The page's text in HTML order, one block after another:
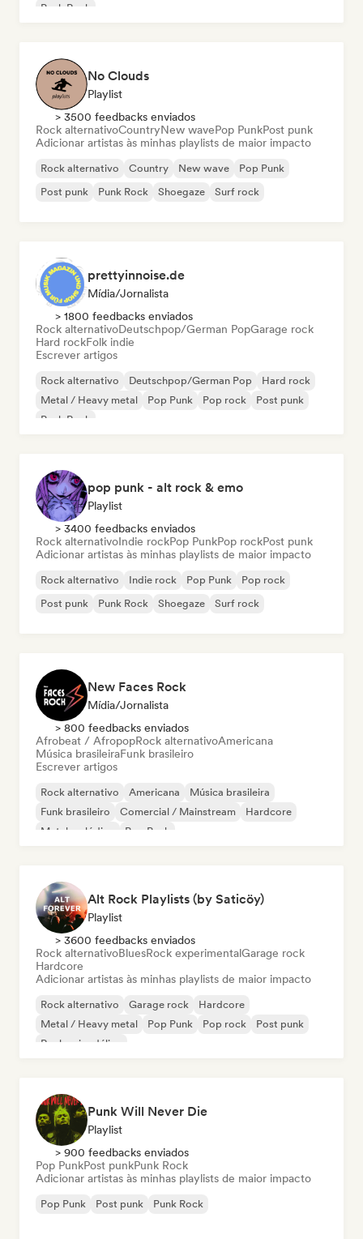
Punk Rock
No Clouds
Playlist
> 3500 feedbacks enviados
Rock alternativoCountryNew wavePop PunkPost punk
Adicionar artistas às minhas playlists de maior impacto
Rock alternativo Country New wave
Pop Punk
Post punk
Punk Rock Shoegaze Surf rock
prettyinnoise.de
Mídia/Jornalista
> 1800 feedbacks enviados
Rock alternativoDeutschpop/German PopGarage rock
Hard rockFolk indie
Escrever artigos
Rock alternativo Deutschpop/German Pop
Hard rock
Metal / Heavy metal
Pop Punk Pop rock
Post punk
Punk Rock
pop punk - alt rock & emo
Playlist
> 3400 feedbacks enviados
Rock alternativoIndie rockPop PunkPop rockPost punk
Adicionar artistas às minhas playlists de maior impacto
Rock alternativo Indie rock Pop Punk
Pop rock
Post punk
Punk Rock Shoegaze Surf rock
New Faces Rock
Mídia/Jornalista
> 800 feedbacks enviados
Afrobeat / AfropopRock alternativoAmericana
Música brasileiraFunk brasileiro
Escrever artigos
Rock alternativo Americana
Música brasileira
Funk brasileiro
Comercial / Mainstream
Hardcore
Metal melódico
Pop Punk
Alt Rock Playlists (by Saticöy)
Playlist
> 3600 feedbacks enviados
Rock alternativoBluesRock experimentalGarage rock
Hardcore
Adicionar artistas às minhas playlists de maior impacto
Rock alternativo Garage rock
Hardcore
Metal / Heavy metal
Pop Punk Pop rock
Post punk
Rock psicodélico
Punk Will Never Die
Playlist
> 900 feedbacks enviados
Pop PunkPost punkPunk Rock
Adicionar artistas às minhas playlists de maior impacto
Pop Punk Post punk Punk Rock